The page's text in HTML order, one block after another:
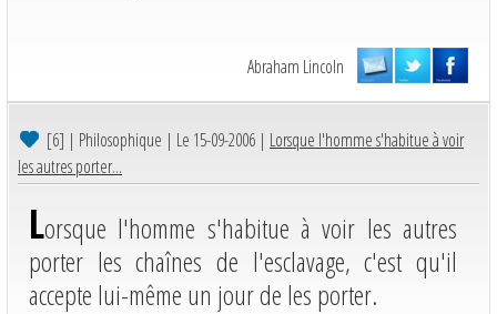
Abraham Lincoln
[6] | Philosophique | Le 15-09-2006 | Lorsque l'homme s'habitue à voir
les autres porter...
Lorsque l'homme s'habitue à voir les autres
porter les chaînes de l'esclavage, c'est qu'il
accepte lui-même un jour de les porter.